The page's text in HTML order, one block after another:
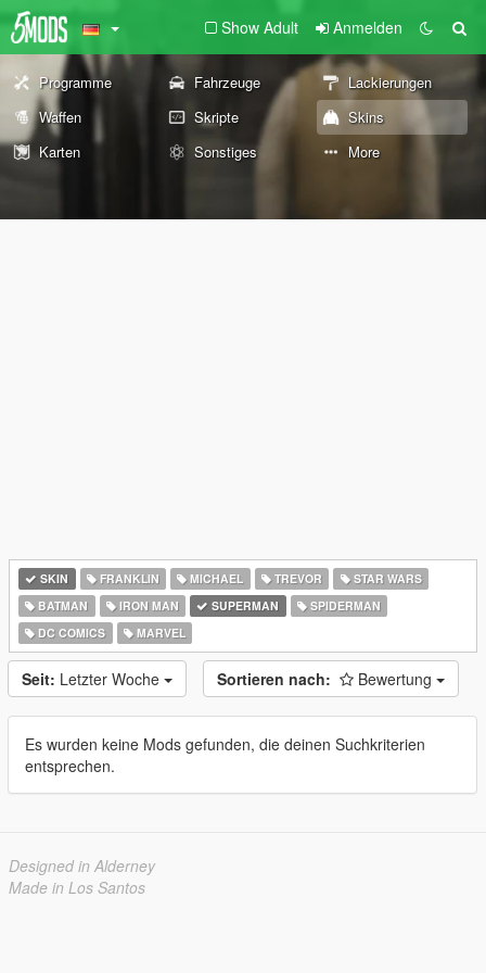
Show Adult Anmelden
Programme Fahrzeuge
Lackierungen
Waffen
Skripte
Skins
Karten
Sonstiges More
SKIN FRANKLIN MICHAEL TREVOR
STAR WARS
BATMAN
IRON MAN SUPERMAN
SPIDERMAN
DC COMICS
MARVEL
Seit: Letzter Woche Sortieren nach: Bewertung
Es wurden keine Mods gefunden, die deinen Suchkriterien
entsprechen.
Designed in Alderney
Made in Los Santos